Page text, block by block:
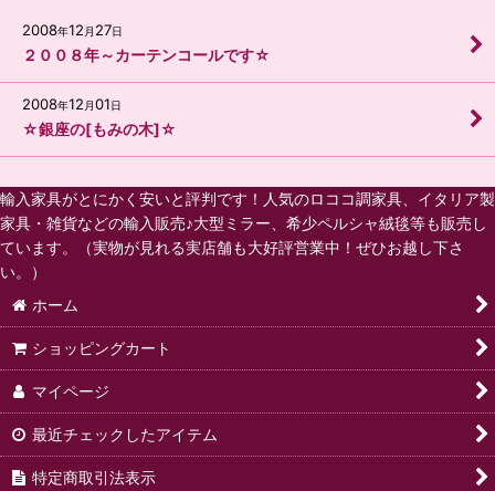
2008年12 月 27日
２００８年～カーテンコールです☆
2008年12 月01日
☆銀座の[もみの木]☆
輸入家具がとにかく安いと評判です！人気のロココ調家具、イタリア製
家具・雑貨などの輸入販売♪大型ミラー、希少ペルシャ絨毯等も販売し
ています。（実物が見れる実店舗も大好評営業中！ぜひお越し下さ
い。）
ホーム
ショッピングカート
マイページ
最近チェックしたアイテム
特定商取引法表示